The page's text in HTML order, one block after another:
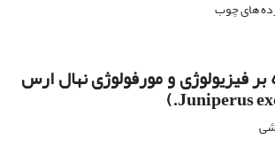
فیزیولوژی و مورفولوژی نهال ارس